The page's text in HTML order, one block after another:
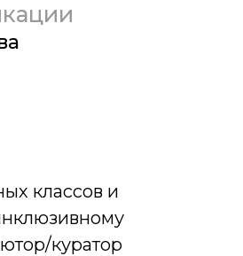
классов и
куратор